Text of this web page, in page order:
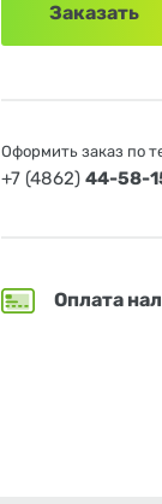
Заказать
Оформить заказ по
+7 (4862)44-58-
Оплата